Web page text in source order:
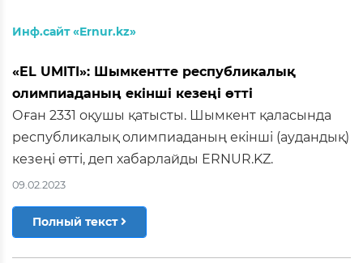
Инф.сайт «Ernur.kz»
«EL UMITI»: Шымкентте республикалық
олимпиаданың екінші кезеңі өтті
Оған 2331 оқушы қатысты. Шымкент қаласында
республикалық олимпиаданың екінші (аудандық)
кезеңі өтті, деп хабарлайды ERNUR.KZ.
09.02.2023
Полный текст